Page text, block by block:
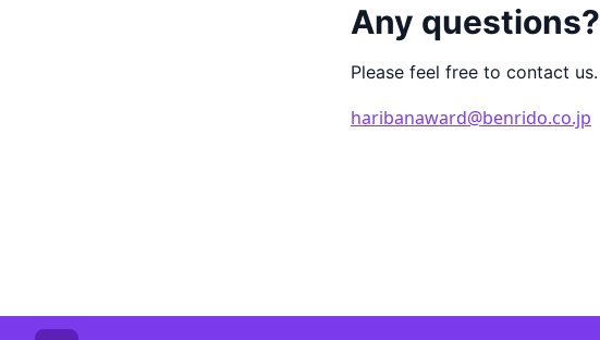
Any questions?
Please feel free to contact us.
haribanaward@benrido.co.jp